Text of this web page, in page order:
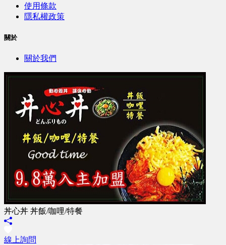
使用條款
隱私權政策
關於
關於我們
丼心丼 丼飯/咖哩/特餐
線上詢問